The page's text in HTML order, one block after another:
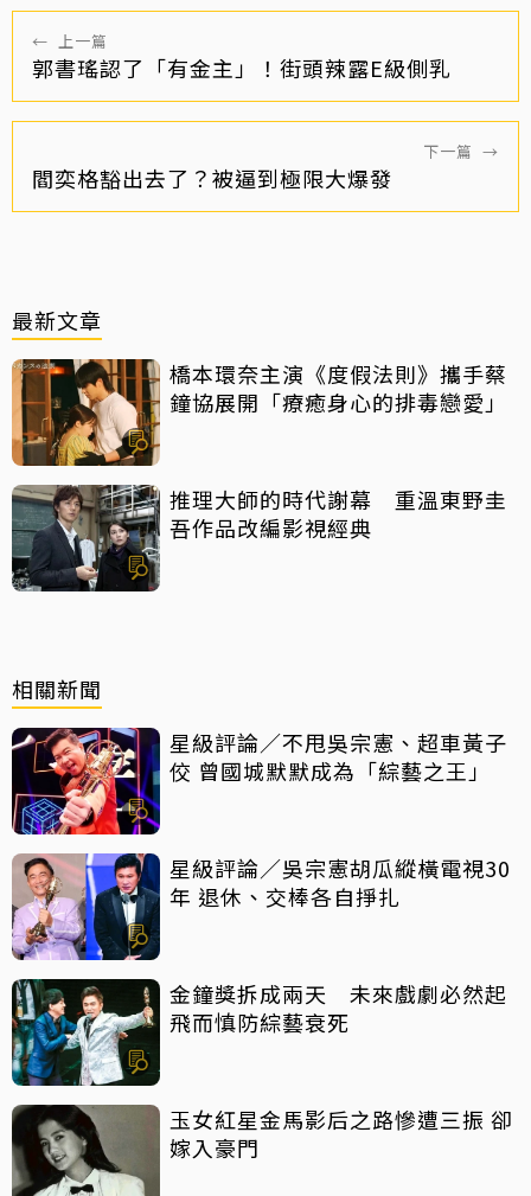
← 上一篇
郭書瑤認了「有金主」！街頭辣露E級側乳
下一篇 →
閻奕格豁出去了？被逼到極限大爆發
最新文章
橋本環奈主演《度假法則》攜手蔡
鐘協展開「療癒身心的排毒戀愛」
推理大師的時代謝幕 重溫東野圭
吾作品改編影視經典
相關新聞
星級評論／不甩吳宗憲、超車黃子
佼 曾國城默默成為「綜藝之王」
星級評論／吳宗憲胡瓜縱橫電視30
年 退休、交棒各自掙扎
金鐘獎拆成兩天 未來戲劇必然起
飛而慎防綜藝衰死
玉女紅星金馬影后之路慘遭三振 卻
嫁入豪門